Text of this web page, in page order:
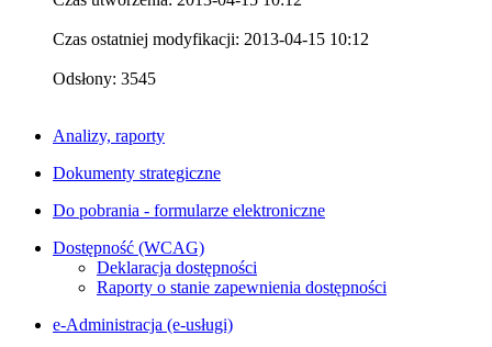
Czas ostatniej modyfikacji: 2013-04-15 10:12
Odsłony: 3545
Analizy, raporty
Dokumenty strategiczne
Do pobrania - formularze elektroniczne
Dostępność (WCAG)
Deklaracja dostępności
Raporty o stanie zapewnienia dostępności
e-Administracja (e-usługi)